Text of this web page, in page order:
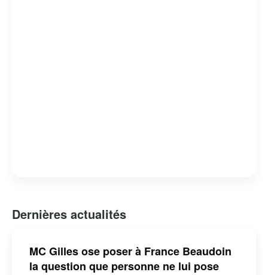
Dernières actualités
MC Gilles ose poser à France Beaudoin
la question que personne ne lui pose